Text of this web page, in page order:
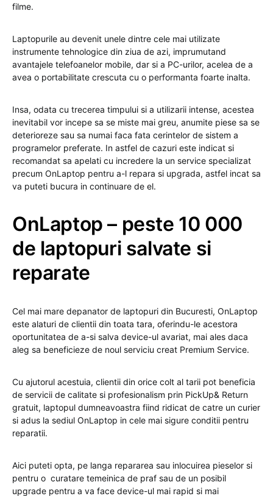
filme.
Laptopurile au devenit unele dintre cele mai utilizate
instrumente tehnologice din ziua de azi, imprumutand
avantajele telefoanelor mobile, dar si a PC-urilor, acelea de a
avea o portabilitate crescuta cu o performanta foarte inalta.
Insa, odata cu trecerea timpului si a utilizarii intense, acestea
inevitabil vor incepe sa se miste mai greu, anumite piese sa se
deterioreze sau sa numai faca fata cerintelor de sistem a
programelor preferate. In astfel de cazuri este indicat si
recomandat sa apelati cu incredere la un service specializat
precum OnLaptop pentru a-l repara si upgrada, astfel incat sa
va puteti bucura in continuare de el.
OnLaptop – peste 10 000
de laptopuri salvate si
reparate
Cel mai mare depanator de laptopuri din Bucuresti, OnLaptop
este alaturi de clientii din toata tara, oferindu-le acestora
oportunitatea de a-si salva device-ul avariat, mai ales daca
aleg sa beneficieze de noul serviciu creat Premium Service.
Cu ajutorul acestuia, clientii din orice colt al tarii pot beneficia
de servicii de calitate si profesionalism prin PickUp& Return
gratuit, laptopul dumneavoastra fiind ridicat de catre un curier
si adus la sediul OnLaptop in cele mai sigure conditii pentru
reparatii.
Aici puteti opta, pe langa repararea sau inlocuirea pieselor si
pentru o curatare temeinica de praf sau de un posibil
upgrade pentru a va face device-ul mai rapid si mai